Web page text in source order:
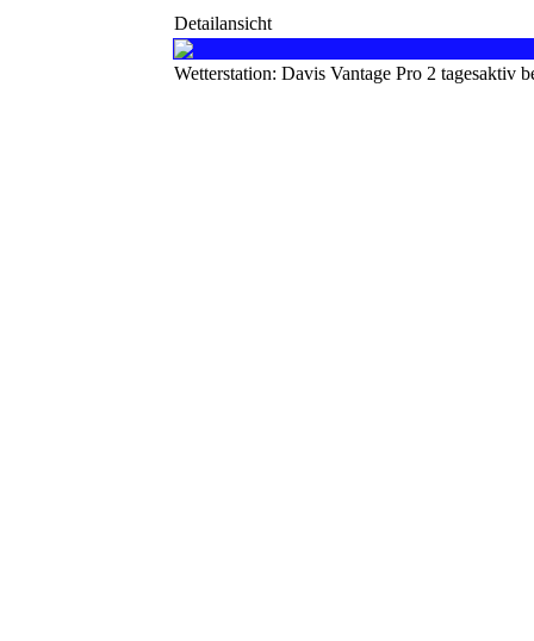
Detailansicht
Wetterstation: Davis Vantage Pro 2